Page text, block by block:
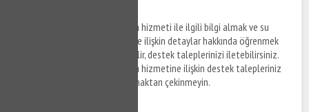
Gölcük Şirinköy su kaçak bulma hizmeti ile ilgili bilgi almak ve su
kaçak tespit tamir hizmetlerine ilişkin detaylar hakkında öğrenmek
istediğiniz konuları bize sorabilir, destek taleplerinizi iletebilirsiniz.
Gölcük Şirinköy su kaçak bulma hizmetine ilişkin destek talepleriniz
hakkında bizimle bağlantı kurmaktan çekinmeyin.